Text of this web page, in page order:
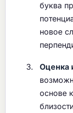
буква
новое
Оценка
основе